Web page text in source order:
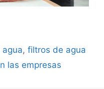
,filtros de agua
las empresas